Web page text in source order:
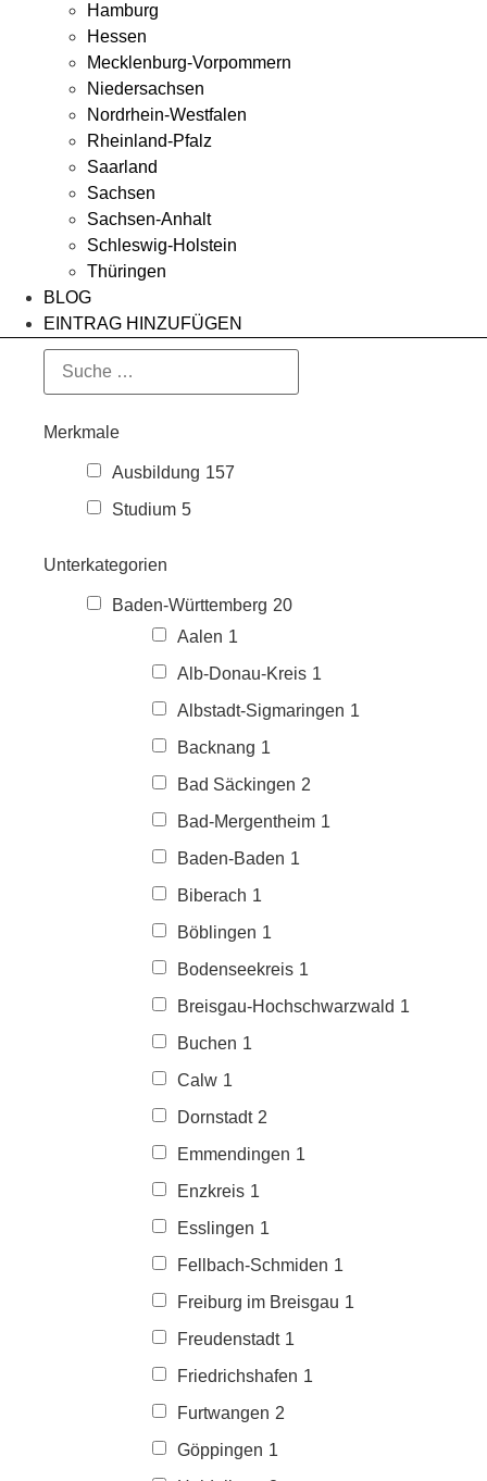
Hamburg
Hessen
Mecklenburg-Vorpommern
Niedersachsen
Nordrhein-Westfalen
Rheinland-Pfalz
Saarland
Sachsen
Sachsen-Anhalt
Schleswig-Holstein
Thüringen
BLOG
EINTRAG HINZUFÜGEN
Merkmale
Ausbildung 157
Studium 5
Unterkategorien
Baden-Württemberg 20
Aalen 1
Alb-Donau-Kreis 1
Albstadt-Sigmaringen 1
Backnang 1
Bad Säckingen 2
Bad-Mergentheim 1
Baden-Baden 1
Biberach 1
Böblingen 1
Bodenseekreis 1
Breisgau-Hochschwarzwald 1
Buchen 1
Calw 1
Dornstadt 2
Emmendingen 1
Enzkreis 1
Esslingen 1
Fellbach-Schmiden 1
Freiburg im Breisgau 1
Freudenstadt 1
Friedrichshafen 1
Furtwangen 2
Göppingen 1